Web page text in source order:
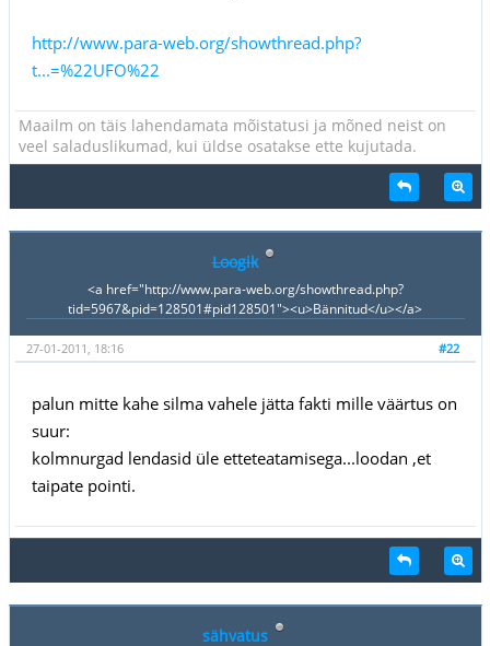
http://www.para-web.org/showthread.php?
t...=%22UFO%22
Maailm on täis lahendamata mõistatusi ja mõned neist on
veel saladuslikumad, kui üldse osatakse ette kujutada.
Loogik
<a href="http://www.para-web.org/showthread.php?
tid=5967&pid=128501#pid128501"><u>Bännitud</u></a>
#22
27-01-2011, 18:16
palun mitte kahe silma vahele jätta fakti mille väärtus on
suur:
kolmnurgad lendasid üle etteteatamisega...loodan ,et
taipate pointi.
sähvatus